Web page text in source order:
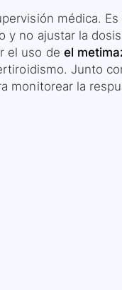
médica.
y no ajustar la
el uso de el
Junto
monitorear la